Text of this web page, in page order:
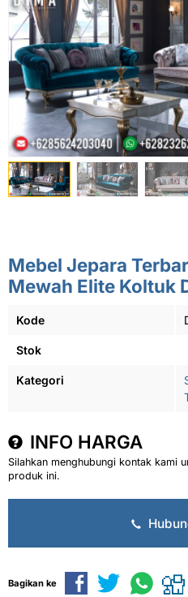
Mebel Jepara
Mewah Elite Koltuk
Kode
Stok
Kategori
INFO HARGA
Silahkan menghubungi kontak kami
produk ini.
Bagikan ke